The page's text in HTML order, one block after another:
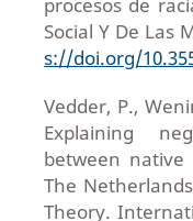
Social Y De Las
s://doi.org/
Vedder, P.,
Explaining
between
The
Theory.